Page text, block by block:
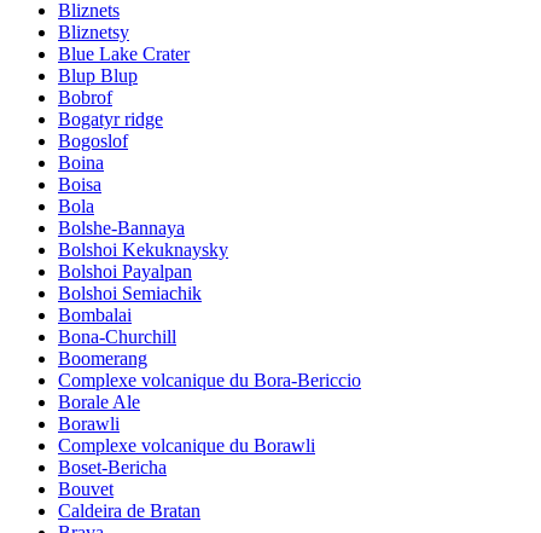
Bliznets
Bliznetsy
Blue Lake Crater
Blup Blup
Bobrof
Bogatyr ridge
Bogoslof
Boina
Boisa
Bola
Bolshe-Bannaya
Bolshoi Kekuknaysky
Bolshoi Payalpan
Bolshoi Semiachik
Bombalai
Bona-Churchill
Boomerang
Complexe volcanique du Bora-Bericcio
Borale Ale
Borawli
Complexe volcanique du Borawli
Boset-Bericha
Bouvet
Caldeira de Bratan